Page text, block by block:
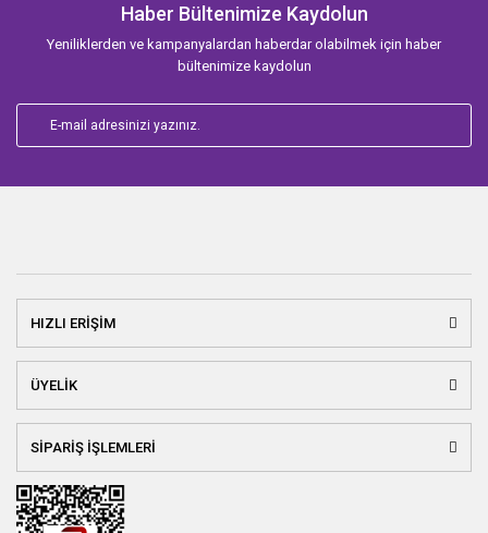
Haber Bültenimize Kaydolun
Yeniliklerden ve kampanyalardan haberdar olabilmek için haber
bültenimize kaydolun
HIZLI ERİŞİM
ÜYELİK
SİPARİŞ İŞLEMLERİ